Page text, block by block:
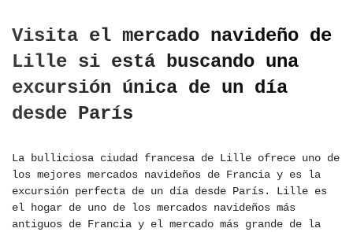
Visita el mercado navideño de
Lille si está buscando una
excursión única de un día
desde París
La bulliciosa ciudad francesa de Lille ofrece uno de
los mejores mercados navideños de Francia y es la
excursión perfecta de un día desde París. Lille es
el hogar de uno de los mercados navideños más
antiguos de Francia y el mercado más grande de la